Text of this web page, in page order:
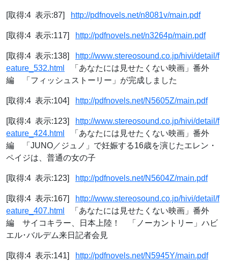
[取得:4 表示:87] http://pdfnovels.net/n8081v/main.pdf
[取得:4 表示:117] http://pdfnovels.net/n3264p/main.pdf
[取得:4 表示:138]
http://www.stereosound.co.jp/hivi/detail/f
eature_532.html
「あなたには見せたくない映画」番外
編 「フィッシュストーリー」が完成しました
[取得:4 表示:104] http://pdfnovels.net/N5605Z/main.pdf
[取得:4 表示:123]
http://www.stereosound.co.jp/hivi/detail/f
eature_424.html
「あなたには見せたくない映画」番外
編 「JUNO／ジュノ」で妊娠する16歳を演じたエレン・
ペイジは、普通の女の子
[取得:4 表示:123] http://pdfnovels.net/N5604Z/main.pdf
[取得:4 表示:167]
http://www.stereosound.co.jp/hivi/detail/f
eature_407.html
「あなたには見せたくない映画」番外
編 サイコキラー、日本上陸！ 「ノーカントリー」ハビ
エル･バルデム来日記者会見
[取得:4 表示:141] http://pdfnovels.net/N5945Y/main.pdf